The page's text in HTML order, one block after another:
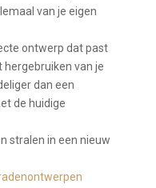
van je eigen
ontwerp dat past
hergebruiken van je
dan een
de huidige
stralen in een nieuw